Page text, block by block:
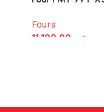
Fours
د.م. 11,190.00